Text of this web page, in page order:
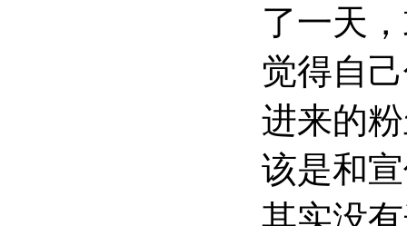
了一天
觉得自
进来的
该是和
其实没